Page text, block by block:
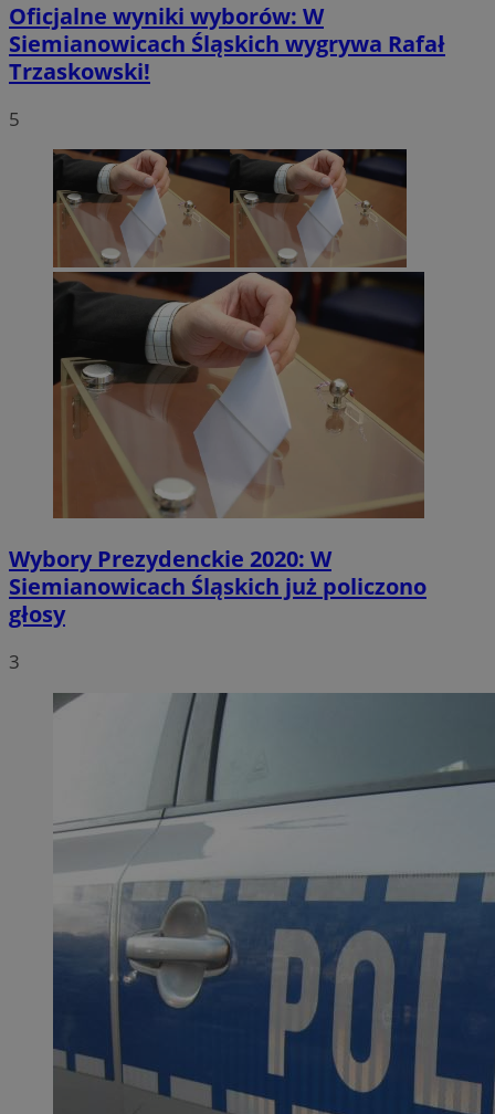
Oficjalne wyniki wyborów: W
Siemianowicach Śląskich wygrywa Rafał
Trzaskowski!
5
Wybory Prezydenckie 2020: W
Siemianowicach Śląskich już policzono
głosy
3